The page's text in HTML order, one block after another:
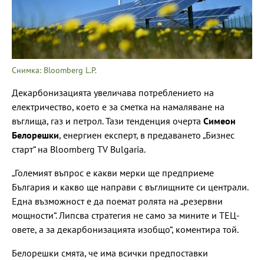
Снимка: Bloomberg L.P.
Декарбонизацията увеличава потреблението на
електричество, което е за сметка на намаляване на
въглища, газ и петрол. Тази тенденция очерта Симеон
Белорешки, енергиен експерт, в предаването „Бизнес
старт“ на Bloomberg TV Bulgaria.
„Големият въпрос е какви мерки ще предприеме
България и какво ще направи с въглищните си централи.
Една възможност е да поемат ролята на „резервни
мощности“. Липсва стратегия не само за мините и ТЕЦ-
овете, а за декарбонизацията изобщо“, коментира той.
Белорешки смята, че има всички предпоставки